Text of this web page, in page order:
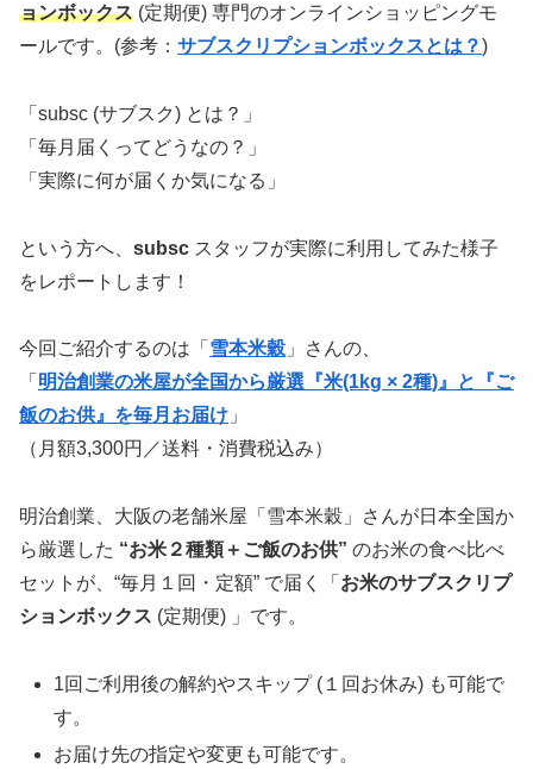
ョンボックス (定期便) 専門のオンラインショッピングモ
ールです。(参考： サブスクリプションボックスとは？)
「subsc (サブスク) とは？」
「毎月届くってどうなの？」
「実際に何が届くか気になる」
という方へ、 subsc スタッフが実際に利用してみた様子
をレポートします！
今回ご紹介するのは「 雪本米穀 」さんの、
「 明治創業の米屋が全国から厳選『米(1kg × 2種)』と『ご
飯のお供』を毎月お届け 」
（月額3,300円／送料・消費税込み）
明治創業、大阪の老舗米屋「雪本米穀」さんが日本全国か
ら厳選した “お米２種類＋ご飯のお供” のお米の食べ比べ
セットが、“毎月１回・定額” で届く「 お米のサブスクリプ
ションボックス (定期便) 」です。
1回ご利用後の解約やスキップ (１回お休み) も可能で
す。
お届け先の指定や変更も可能です。